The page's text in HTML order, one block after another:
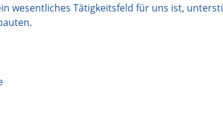
wesentliches Tätigkeitsfeld für uns ist,